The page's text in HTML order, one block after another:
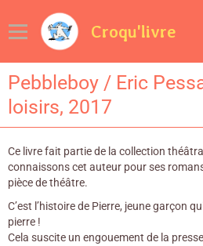
Croqu'livre
Pebbleboy / Eric
loisirs, 2017
Ce livre fait partie de la collection
connaissons cet auteur pour ses
pièce de théâtre.
C’est l’histoire de Pierre, jeune garçon
pierre !
Cela suscite un engouement de la